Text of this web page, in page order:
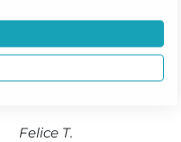
Concetta U.
Felice T.